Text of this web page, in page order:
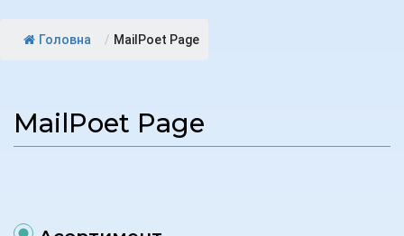
Головна / MailPoet Page
MailPoet Page